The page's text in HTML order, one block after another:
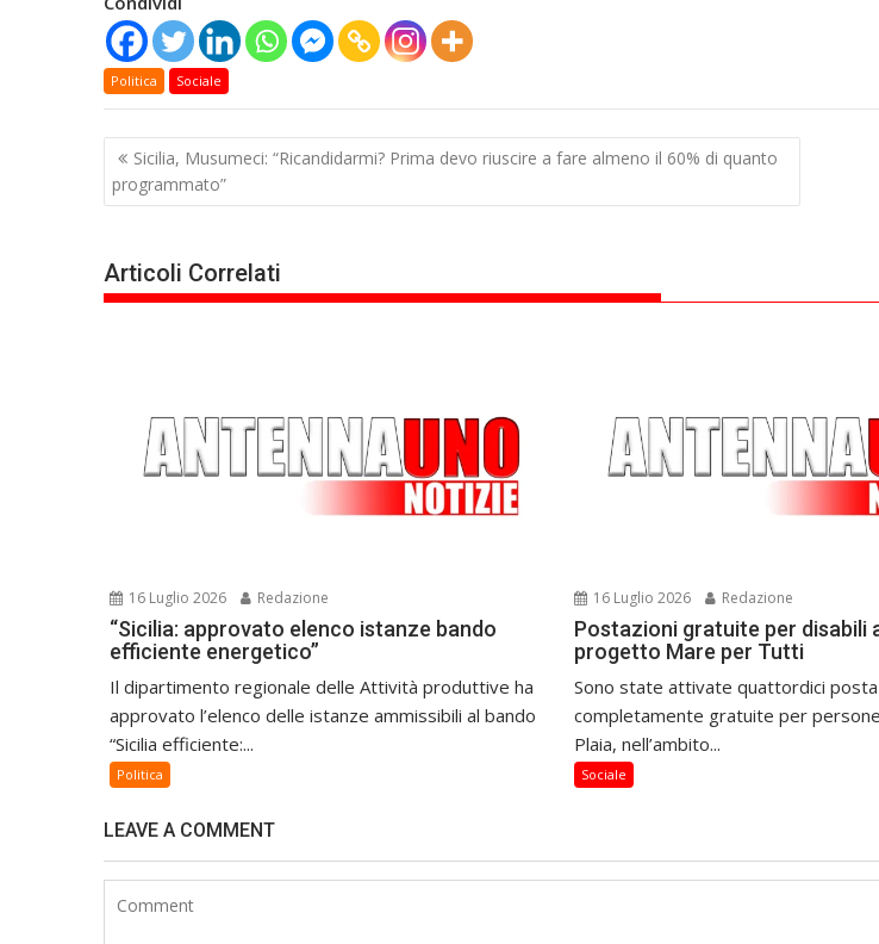
Politica Sociale
Navigazione
articoli
Sicilia, Musumeci: “Ricandidarmi? Prima devo riuscire a fare almeno il 60% di quanto
programmato”
Articoli Correlati
16 Luglio 2026 Redazione
“Sicilia: approvato elenco istanze bando
efficiente energetico”
Il dipartimento regionale delle Attività produttive ha
approvato l’elenco delle istanze ammissibili al bando
“Sicilia efficiente:...
Politica
16 Luglio 2026 Redazione
Postazioni gratuite per disabili
progetto Mare per Tutti
Sono state attivate quattordici
completamente gratuite per
Plaia, nell’ambito...
Sociale
LEAVE A COMMENT